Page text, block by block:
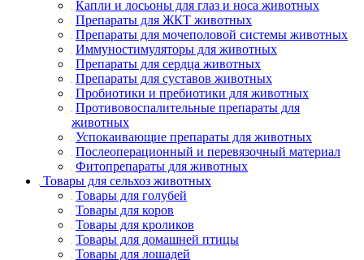
Капли и лосьоны для глаз и носа животных
Препараты для ЖКТ животных
Препараты для мочеполовой системы животных
Иммуностимуляторы для животных
Препараты для сердца животных
Препараты для суставов животных
Пробиотики и пребиотики для животных
Противовоспалительные препараты для
животных
Успокаивающие препараты для животных
Послеоперационный и перевязочный материал
Фитопрепараты для животных
Товары для сельхоз животных
Товары для голубей
Товары для коров
Товары для кроликов
Товары для домашней птицы
Товары для лошадей